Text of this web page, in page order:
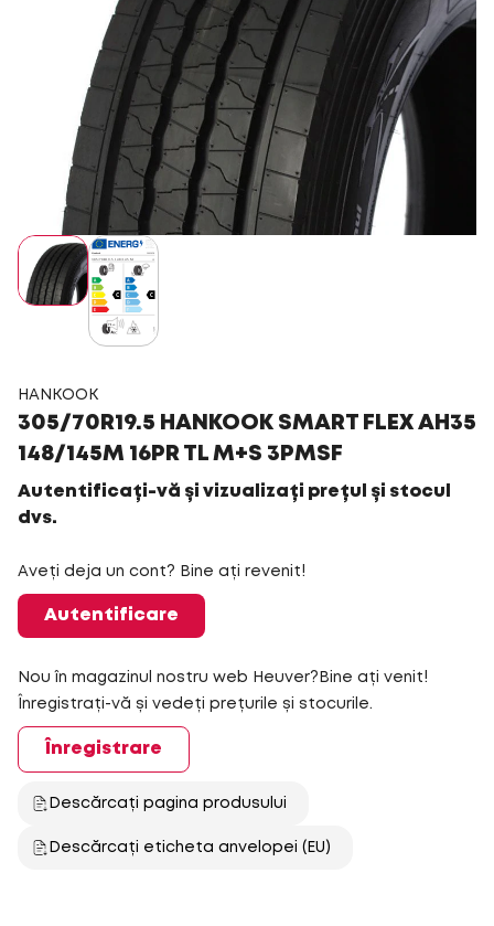
HANKOOK
305/70R19.5 HANKOOK SMART FLEX AH35
148/145M 16PR TL M+S 3PMSF
Autentificați-vă și vizualizați prețul și stocul
dvs.
Aveți deja un cont? Bine ați revenit!
Autentificare
Nou în magazinul nostru web Heuver?Bine ați venit!
Înregistrați-vă și vedeți prețurile și stocurile.
Înregistrare
Descărcați pagina produsului
Descărcați eticheta anvelopei (EU)